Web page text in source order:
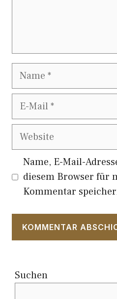
Name
E-
Website
Name, E-Mail-
diesem Browser für
Kommentar
Suchen